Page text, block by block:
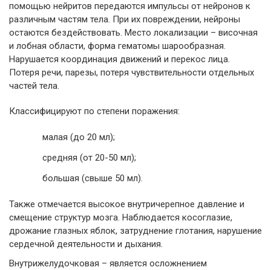
помощью нейритов передаются импульсы от нейронов к
различным частям тела. При их повреждении, нейроны
остаются бездействовать. Место локализации – височная
и лобная области, форма гематомы шарообразная.
Нарушается координация движений и перекос лица.
Потеря речи, парезы, потеря чувствительности отдельных
частей тела.
Классифицируют по степени поражения:
малая (до 20 мл);
средняя (от 20-50 мл);
большая (свыше 50 мл).
Также отмечается высокое внутричерепное давление и
смещение структур мозга. Наблюдается косоглазие,
дрожание глазных яблок, затруднение глотания, нарушение
сердечной деятельности и дыхания.
Внутрижелудочковая – является осложнением